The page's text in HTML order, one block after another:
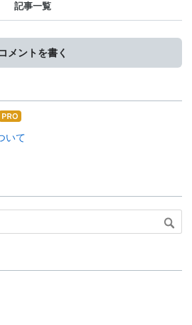
記事一覧
コメントを書く
て
ログ
いて